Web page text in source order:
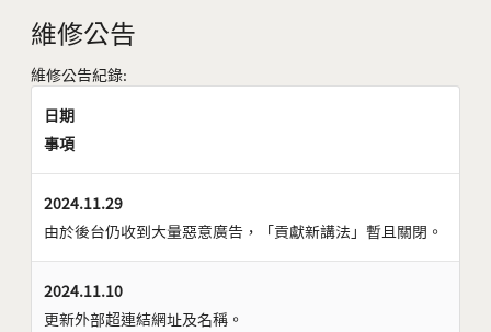
維修公告
維修公告紀錄:
日期
事項
2024.11.29
由於後台仍收到大量惡意廣告，「貢獻新講法」暫且關閉。
2024.11.10
更新外部超連結網址及名稱。